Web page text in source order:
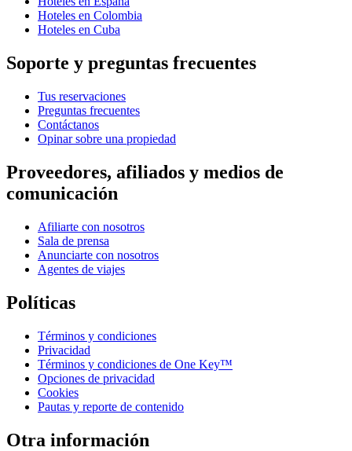
Hoteles en Colombia
Hoteles en Cuba
Soporte y preguntas frecuentes
Tus reservaciones
Preguntas frecuentes
Contáctanos
Opinar sobre una propiedad
Proveedores, afiliados y medios de
comunicación
Afiliarte con nosotros
Sala de prensa
Anunciarte con nosotros
Agentes de viajes
Políticas
Términos y condiciones
Privacidad
Términos y condiciones de One Key™
Opciones de privacidad
Cookies
Pautas y reporte de contenido
Otra información